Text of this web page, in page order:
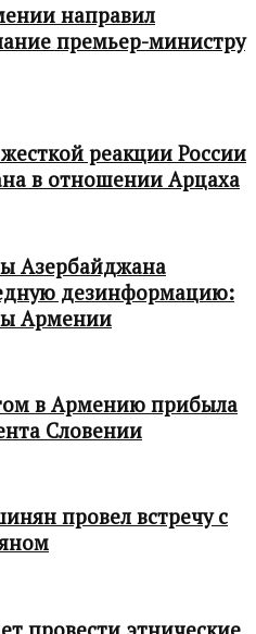
направил
премьер-министру
реакции России
в отношении Арцаха
Азербайджана
дезинформацию:
Армении
в Армению прибыла
Словении
провел встречу с